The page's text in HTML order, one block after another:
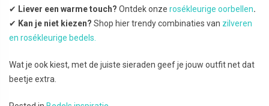
✔ Liever een warme touch? Ontdek onze rosékleurige oorbellen.
✔ Kan je niet kiezen? Shop hier trendy combinaties van zilveren
en rosékleurige bedels.
Wat je ook kiest, met de juiste sieraden geef je jouw outfit net dat
beetje extra.